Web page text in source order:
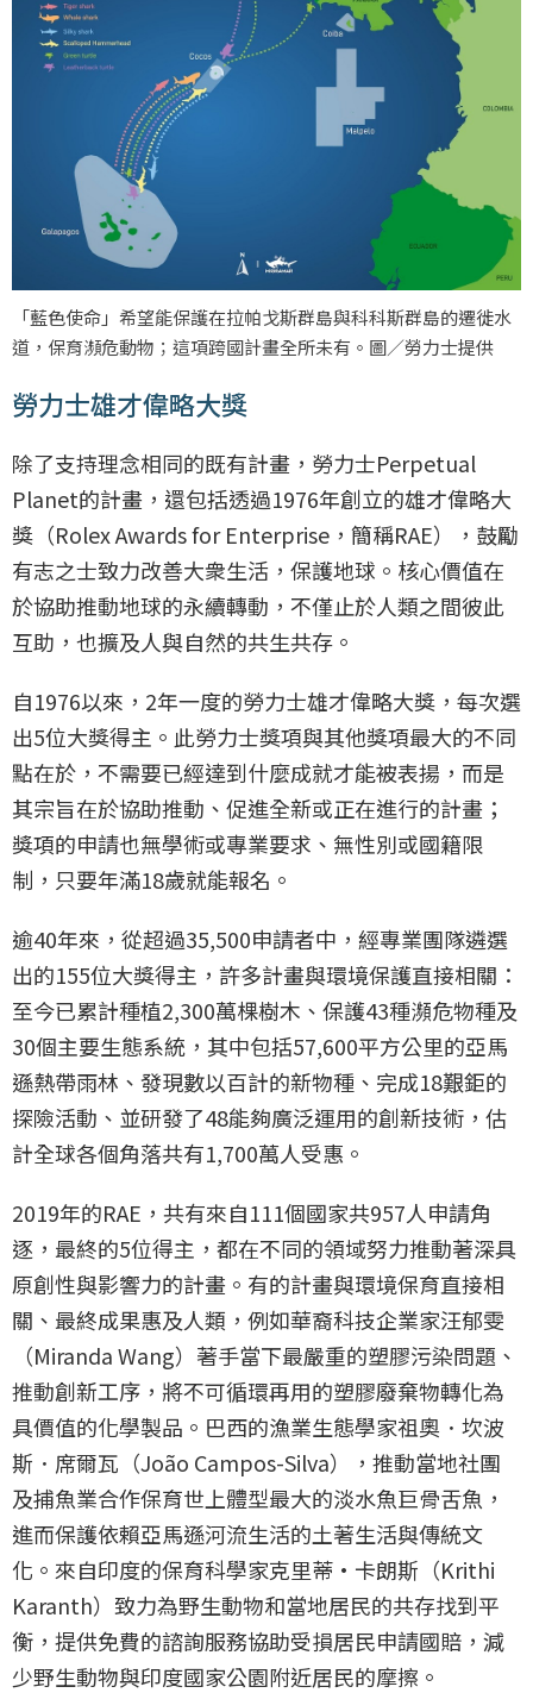
「藍色使命」希望能保護在拉帕戈斯群島與科科斯群島的遷徙水
道，保育瀕危動物；這項跨國計畫全所未有。圖／勞力士提供
勞力士雄才偉略大獎
除了支持理念相同的既有計畫，勞力士Perpetual
Planet的計畫，還包括透過1976年創立的雄才偉略大
獎（Rolex Awards for Enterprise，簡稱RAE），鼓勵
有志之士致力改善大衆生活，保護地球。核心價值在
於協助推動地球的永續轉動，不僅止於人類之間彼此
互助，也擴及人與自然的共生共存。
自1976以來，2年一度的勞力士雄才偉略大獎，每次選
出5位大獎得主。此勞力士獎項與其他獎項最大的不同
點在於，不需要已經達到什麼成就才能被表揚，而是
其宗旨在於協助推動、促進全新或正在進行的計畫；
獎項的申請也無學術或專業要求、無性別或國籍限
制，只要年滿18歲就能報名。
逾40年來，從超過35,500申請者中，經專業團隊遴選
出的155位大獎得主，許多計畫與環境保護直接相關：
至今已累計種植2,300萬棵樹木、保護43種瀕危物種及
30個主要生態系統，其中包括57,600平方公里的亞馬
遜熱帶雨林、發現數以百計的新物種、完成18艱鉅的
探險活動、並研發了48能夠廣泛運用的創新技術，估
計全球各個角落共有1,700萬人受惠。
2019年的RAE，共有來自111個國家共957人申請角
逐，最終的5位得主，都在不同的領域努力推動著深具
原創性與影響力的計畫。有的計畫與環境保育直接相
關、最終成果惠及人類，例如華裔科技企業家汪郁雯
（Miranda Wang）著手當下最嚴重的塑膠污染問題、
推動創新工序，將不可循環再用的塑膠廢棄物轉化為
具價值的化學製品。巴西的漁業生態學家祖奧．坎波
斯．席爾瓦（João Campos-Silva），推動當地社團
及捕魚業合作保育世上體型最大的淡水魚巨骨舌魚，
進而保護依賴亞馬遜河流生活的土著生活與傳統文
化。來自印度的保育科學家克里蒂·卡朗斯（Krithi
Karanth）致力為野生動物和當地居民的共存找到平
衡，提供免費的諮詢服務協助受損居民申請國賠，減
少野生動物與印度國家公園附近居民的摩擦。